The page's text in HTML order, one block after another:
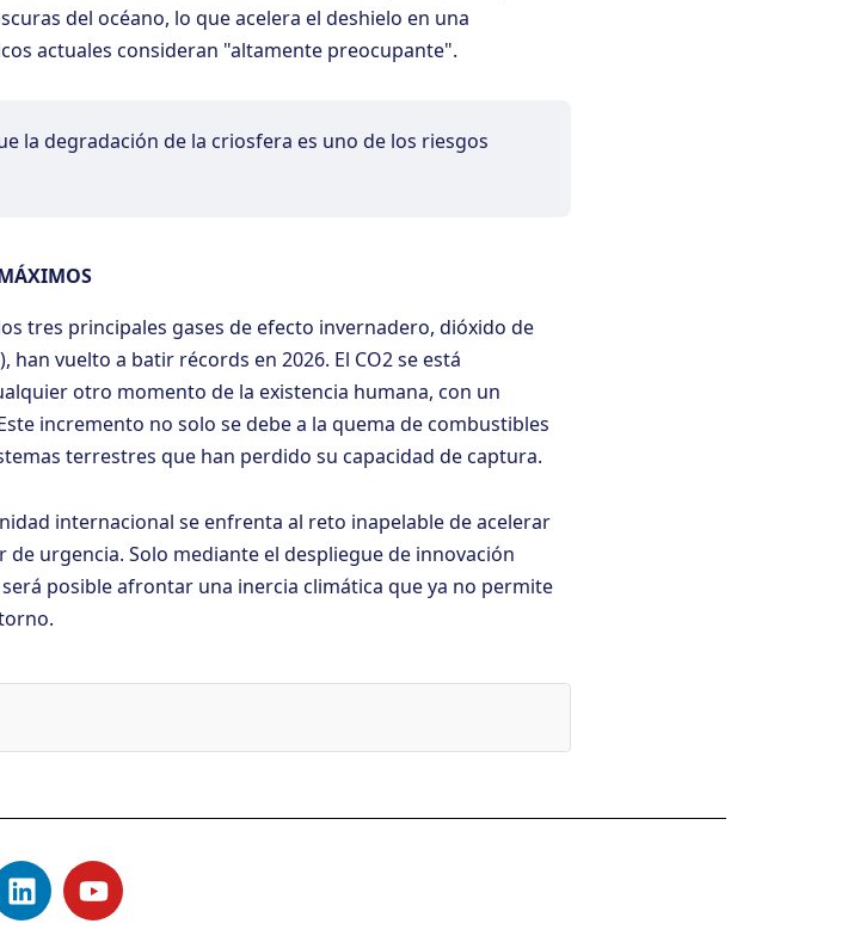
del océano, lo que acelera el deshielo en una
actuales consideran "altamente preocupante".
la degradación de la criosfera es uno de los riesgos
tres principales gases de efecto invernadero, dióxido de
vuelto a batir récords en 2026. El CO2 se está
otro momento de la existencia humana, con un
incremento no solo se debe a la quema de combustibles
terrestres que han perdido su capacidad de captura.
internacional se enfrenta al reto inapelable de acelerar
urgencia. Solo mediante el despliegue de innovación
posible afrontar una inercia climática que ya no permite
L
i
Y
o